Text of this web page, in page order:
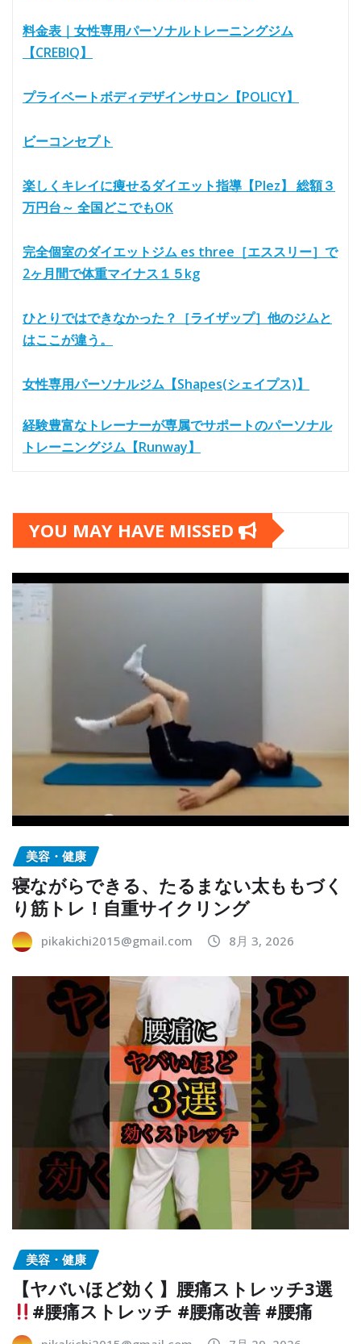
料金表｜女性専用パーソナルトレーニングジム
【CREBIQ】
プライベートボディデザインサロン【POLICY】
ビーコンセプト
楽しくキレイに痩せるダイエット指導【Plez】 総額３
万円台～ 全国どこでもOK
完全個室のダイエットジム es three［エススリー］で
2ヶ月間で体重マイナス１５kg
ひとりではできなかった？［ライザップ］他のジムと
はここが違う。
女性専用パーソナルジム【Shapes(シェイプス)】
経験豊富なトレーナーが専属でサポートのパーソナル
トレーニングジム【Runway】
YOU MAY HAVE MISSED
美容・健康
寝ながらできる、たるまない太ももづく
り筋トレ！自重サイクリング
pikakichi2015@gmail.com 8月 3, 2026
美容・健康
【ヤバいほど効く】腰痛ストレッチ3選
#腰痛ストレッチ #腰痛改善 #腰痛